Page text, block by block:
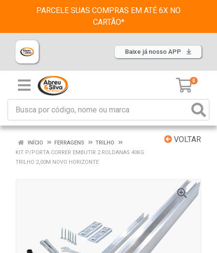
PARCELE SUAS COMPRAS EM ATÉ 6X NO
CARTÃO*
Baixe já nosso APP
0
VOLTAR
INÍCIO FERRAGENS
TRILHO
KIT P/PORTA CORRER EMBUTIR 2 ROLDANAS 40KG
TRILHO 2,00M NOVO HORIZONTE